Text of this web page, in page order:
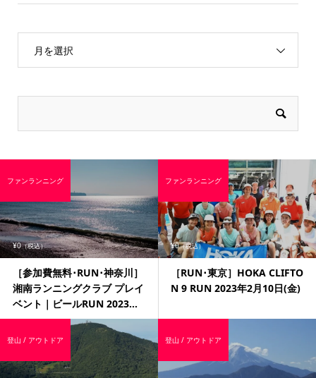
月を選択
¥0（税込）
［参加費無料･RUN･神奈川］
湘南ランニングクラブ プレイ
ベント｜ビールRUN 2023...
ファンランニング
¥0（税込）
［RUN･東京］HOKA CLIFTO
N 9 RUN 2023年2月10日(金)
ファンランニング
登山 / アウトドア 登山 / アウトドア